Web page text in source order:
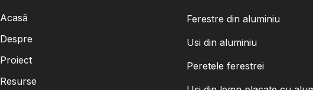
Acasă
Despre
Proiect
Resurse
Ferestre din aluminiu
Usi din aluminiu
Peretele ferestrei